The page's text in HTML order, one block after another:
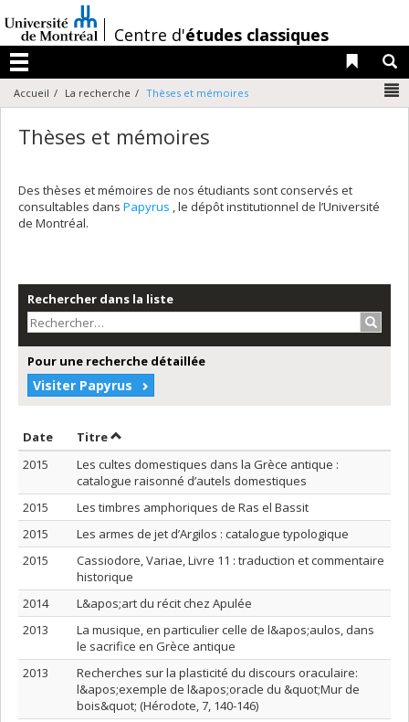
au
contenu
/
Centre d'études classiques
Menu
Liens
Accueil La recherche Thèses et mémoires
Thèses et mémoires
Des thèses et mémoires de nos étudiants sont conservés et
consultables dans Papyrus , le dépôt institutionnel de l’Université
de Montréal.
Rechercher dans la liste
Pour une recherche détaillée
Visiter Papyrus
Date Trier par date en ordre croissant
TitreTrier par titre en ordre croissant
2015
Les cultes domestiques dans la Grèce antique :
catalogue raisonné d’autels domestiques
2015
Les timbres amphoriques de Ras el Bassit
2015
Les armes de jet d’Argilos : catalogue typologique
2015
Cassiodore, Variae, Livre 11 : traduction et commentaire
historique
2014
L&apos;art du récit chez Apulée
2013
La musique, en particulier celle de l&apos;aulos, dans
le sacrifice en Grèce antique
2013
Recherches sur la plasticité du discours oraculaire:
l&apos;exemple de l&apos;oracle du &quot;Mur de
bois&quot; (Hérodote, 7, 140-146)